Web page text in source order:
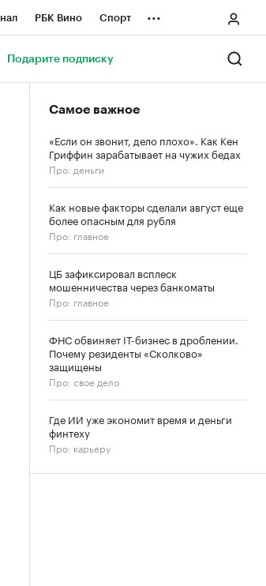
РБК Вино Спорт
Город
...
Подарите подписку
Самое важное
«Если он звонит, дело плохо». Как Кен
Гриффин зарабатывает на чужих бедах
Про: деньги
Как новые факторы сделали август еще
более опасным для рубля
Про: главное
ЦБ зафиксировал всплеск
мошенничества через банкоматы
Про: главное
ФНС обвиняет IT-бизнес в дроблении.
Почему резиденты «Сколково»
защищены
Про: свое дело
Где ИИ уже экономит время и деньги
финтеху
Про: карьеру